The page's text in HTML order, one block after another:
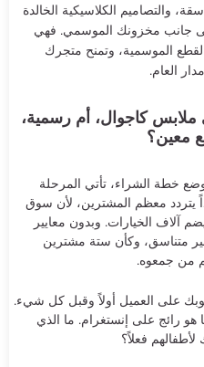
والتصاميم الكلاسيكية الخالدة
جانب مخزونك الموسمي. فهي
الموسمية، وتمنح متجرك
العام.
كاجوال، أم رسمية،
معين؟
خطة الشراء، تأتي المرحلة
يتردد معظم المشترين، لأن سوق
آلاف الخيارات. وبدون معايير
متناسق، وكأن ستة مشترين
من جمعوه.
على العميل أولاً وقبل كل شيء.
هو رائج على إنستغرام. ما الذي
فعلاً؟